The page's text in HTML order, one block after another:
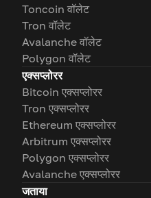
Toncoin वॉलेट
Tron वॉलेट
Avalanche वॉलेट
Polygon वॉलेट
एक्सप्लोरर
Bitcoin एक्सप्लोरर
Tron एक्सप्लोरर
Ethereum एक्सप्लोरर
Arbitrum एक्सप्लोरर
Polygon एक्सप्लोरर
Avalanche एक्सप्लोरर
जताया